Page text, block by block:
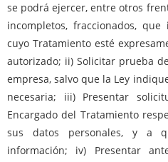
se podrá ejercer, entre otros
incompletos, fraccionados,
cuyo Tratamiento esté
autorizado; ii) Solicitar prueba
empresa, salvo que la Ley
necesaria; iii) Presentar
Encargado del Tratamiento
sus datos personales, y a
información; iv) Presentar